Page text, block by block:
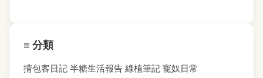
≡ 分類
揹包客日記 半糖生活報告 綠植筆記 寵奴日常